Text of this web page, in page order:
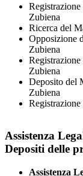
Zubiena
Ricerca del
Opposizione
Zubiena
Zubiena
Deposito del
Zubiena
Assistenza
Depositi delle
Assistenza